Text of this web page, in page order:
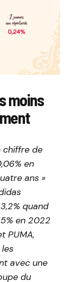
moins
chiffre de
en
ans »
quand
en 2022
PUMA,
avec une
du